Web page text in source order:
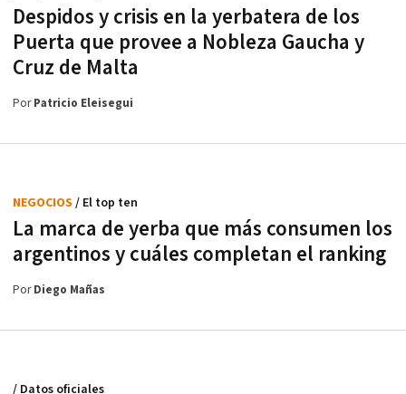
Despidos y crisis en la yerbatera de los
Puerta que provee a Nobleza Gaucha y
Cruz de Malta
PorPatricio Eleisegui
La marca de yerba que más consumen los
argentinos y cuáles completan el ranking
NEGOCIOS / El top ten
PorDiego Mañas
/ Datos oficiales